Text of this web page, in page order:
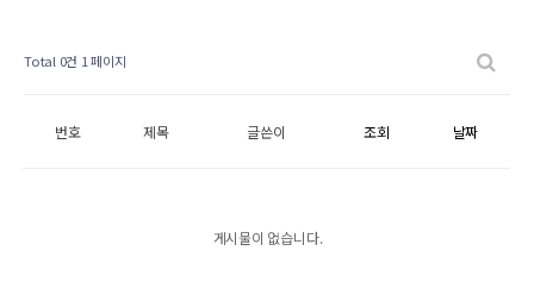
Total 0건 1 페이지
번호 제목 글쓴이 조회 날짜
게시물이 없습니다.